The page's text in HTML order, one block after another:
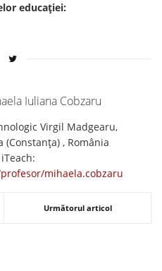
educației:
Iuliana Cobzaru
Virgil Madgearu,
(Constanţa) , România
mihaela.cobzaru
Următorul articol